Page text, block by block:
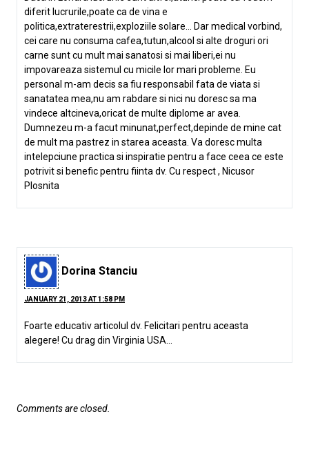
diferit lucrurile,poate ca de vina e
politica,extraterestrii,exploziile solare… Dar medical vorbind,
cei care nu consuma cafea,tutun,alcool si alte droguri ori
carne sunt cu mult mai sanatosi si mai liberi,ei nu
impovareaza sistemul cu micile lor mari probleme. Eu
personal m-am decis sa fiu responsabil fata de viata si
sanatatea mea,nu am rabdare si nici nu doresc sa ma
vindece altcineva,oricat de multe diplome ar avea.
Dumnezeu m-a facut minunat,perfect,depinde de mine cat
de mult ma pastrez in starea aceasta. Va doresc multa
intelepciune practica si inspiratie pentru a face ceea ce este
potrivit si benefic pentru fiinta dv. Cu respect , Nicusor
Plosnita
Dorina Stanciu
JANUARY 21, 2013 AT 1:58 PM
Foarte educativ articolul dv. Felicitari pentru aceasta
alegere! Cu drag din Virginia USA…
Comments are closed.